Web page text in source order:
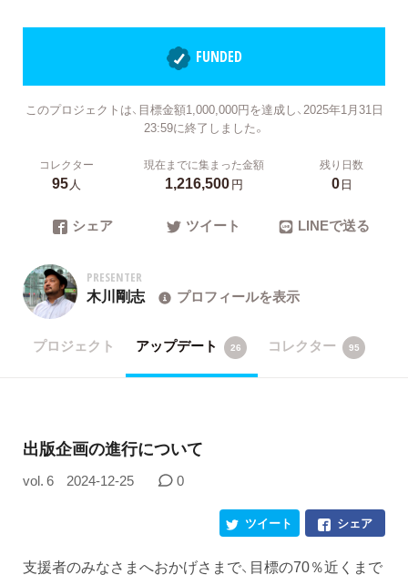
FUNDED
このプロジェクトは、目標金額1,000,000円を達成し、2025年1月31日
23:59に終了しました。
コレクター
95人
現在までに集まった金額
1,216,500円
残り日数
0日
シェア ツイート LINEで送る
PRESENTER
木川剛志 プロフィールを表示
プロジェクト アップデート 26 コレクター 95
出版企画の進行について
vol. 6 2024-12-25 0
シェア
ツイート
支援者のみなさまへおかげさまで、目標の70％近くまで